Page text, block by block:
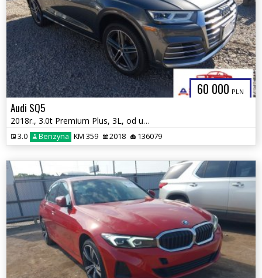
60 000 PLN
Audi SQ5
2018r., 3.0t Premium Plus, 3L, od ubezpieczalni
3.0 Benzyna KM 359 2018 136079